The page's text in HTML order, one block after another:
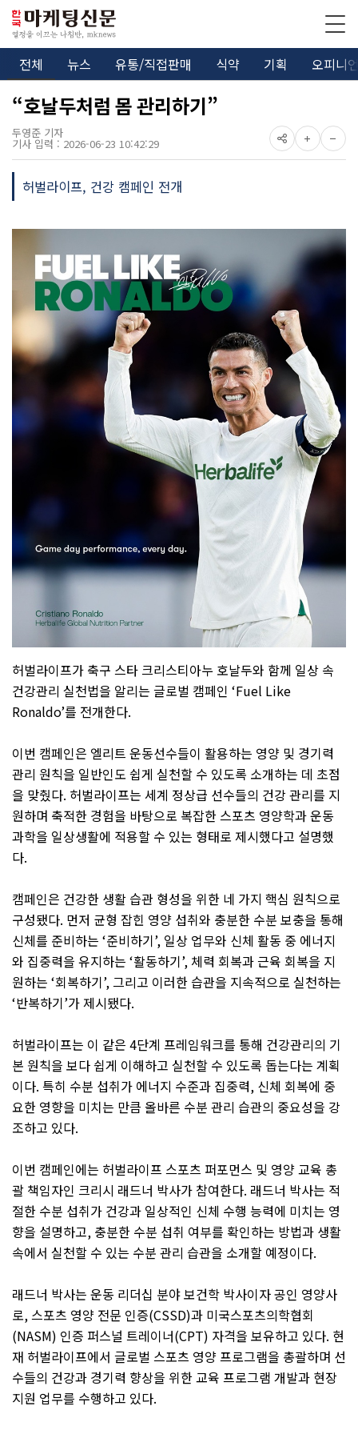
전체 뉴스 유통/직접판매 식약 기획 오피니
“호날두처럼 몸 관리하기”
두영준 기자
기사 입력 : 2026-06-23 10:42:29
허벌라이프, 건강 캠페인 전개
허벌라이프가 축구 스타 크리스티아누 호날두와 함께 일상 속
건강관리 실천법을 알리는 글로벌 캠페인 ‘Fuel Like
Ronaldo’를 전개한다.
이번 캠페인은 엘리트 운동선수들이 활용하는 영양 및 경기력
관리 원칙을 일반인도 쉽게 실천할 수 있도록 소개하는 데 초점
을 맞췄다. 허벌라이프는 세계 정상급 선수들의 건강 관리를 지
원하며 축적한 경험을 바탕으로 복잡한 스포츠 영양학과 운동
과학을 일상생활에 적용할 수 있는 형태로 제시했다고 설명했
다.
캠페인은 건강한 생활 습관 형성을 위한 네 가지 핵심 원칙으로
구성됐다. 먼저 균형 잡힌 영양 섭취와 충분한 수분 보충을 통해
신체를 준비하는 ‘준비하기’, 일상 업무와 신체 활동 중 에너지
와 집중력을 유지하는 ‘활동하기’, 체력 회복과 근육 회복을 지
원하는 ‘회복하기’, 그리고 이러한 습관을 지속적으로 실천하는
‘반복하기’가 제시됐다.
허벌라이프는 이 같은 4단계 프레임워크를 통해 건강관리의 기
본 원칙을 보다 쉽게 이해하고 실천할 수 있도록 돕는다는 계획
이다. 특히 수분 섭취가 에너지 수준과 집중력, 신체 회복에 중
요한 영향을 미치는 만큼 올바른 수분 관리 습관의 중요성을 강
조하고 있다.
이번 캠페인에는 허벌라이프 스포츠 퍼포먼스 및 영양 교육 총
괄 책임자인 크리시 래드너 박사가 참여한다. 래드너 박사는 적
절한 수분 섭취가 건강과 일상적인 신체 수행 능력에 미치는 영
향을 설명하고, 충분한 수분 섭취 여부를 확인하는 방법과 생활
속에서 실천할 수 있는 수분 관리 습관을 소개할 예정이다.
래드너 박사는 운동 리더십 분야 보건학 박사이자 공인 영양사
로, 스포츠 영양 전문 인증(CSSD)과 미국스포츠의학협회
(NASM) 인증 퍼스널 트레이너(CPT) 자격을 보유하고 있다. 현
재 허벌라이프에서 글로벌 스포츠 영양 프로그램을 총괄하며 선
수들의 건강과 경기력 향상을 위한 교육 프로그램 개발과 현장
지원 업무를 수행하고 있다.